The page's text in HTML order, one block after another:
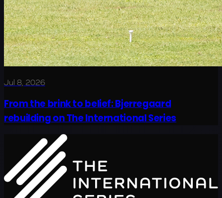
Jul 8, 2026
From the brink to belief: Bjerregaard
rebuilding on The International Series